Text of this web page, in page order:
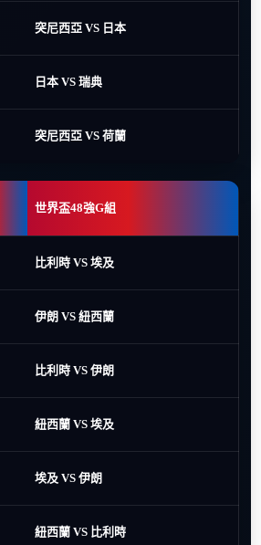
突尼西亞 VS 日本
日本 VS 瑞典
突尼西亞 VS 荷蘭
世界盃48強G組
比利時 VS 埃及
伊朗 VS 紐西蘭
比利時 VS 伊朗
紐西蘭 VS 埃及
埃及 VS 伊朗
紐西蘭 VS 比利時